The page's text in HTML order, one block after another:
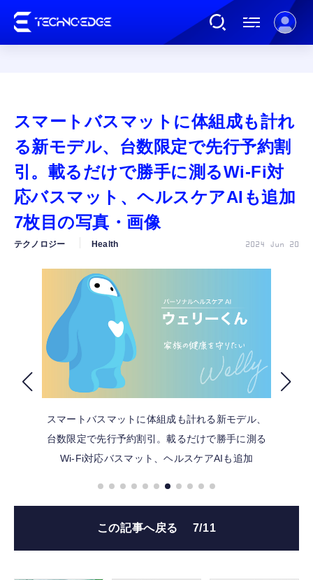
AI
ガジェット
ゲーム
カルチャー
公式ストア
FOLLOW US
スマートバスマットに体組成も計れ
る新モデル、台数限定で先行予約割
引。載るだけで勝手に測るWi-Fi対
応バスマット、ヘルスケアAIも追加
7枚目の写真・画像
テクノロジー Health 2024 Jun 20
スマートバスマットに体組成も計れる新モデル、
台数限定で先行予約割引。載るだけで勝手に測る
Wi-Fi対応バスマット、ヘルスケアAIも追加
この記事へ戻る 7/11